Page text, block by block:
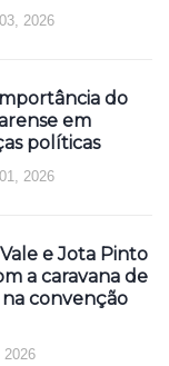
2026
do
em
políticas
2026
e Jota Pinto
a caravana de
na convenção
2026